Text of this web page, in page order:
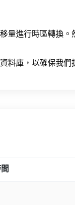
量進行時區轉換
料庫，以確保我們